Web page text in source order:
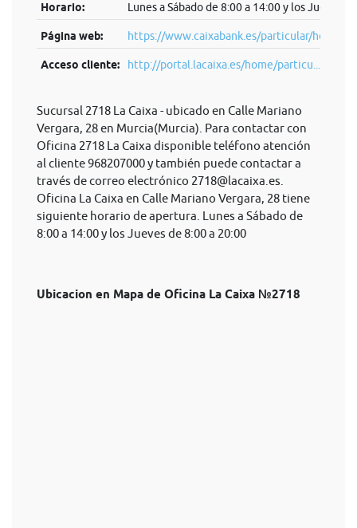
Horario: Lunes a Sábado de 8:00 a 14:00 y los Jueves
Página web: https://www.caixabank.es/particular/home/
Acceso cliente: http://portal.lacaixa.es/home/particu...
Sucursal 2718 La Caixa - ubicado en Calle Mariano
Vergara, 28 en Murcia(Murcia). Para contactar con
Oficina 2718 La Caixa disponible teléfono atención
al cliente 968207000 y también puede contactar a
través de correo electrónico 2718@lacaixa.es
Oficina La Caixa en Calle Mariano Vergara, 28 tiene
siguiente horario de apertura. Lunes a Sábado de
8:00 a 14:00 y los Jueves de 8:00 a 20:00
Ubicacion en Mapa de Oficina La Caixa №2718